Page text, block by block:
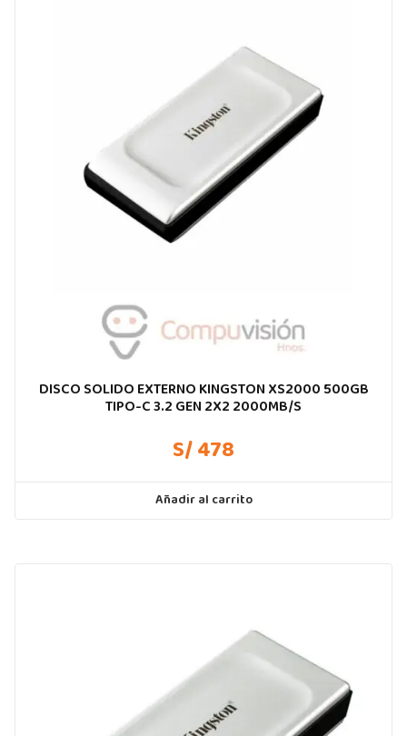
DISCO SOLIDO EXTERNO KINGSTON XS2000 500GB
TIPO-C 3.2 GEN 2X2 2000MB/S
S/ 478
Añadir al carrito